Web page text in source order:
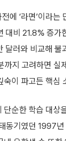
에 ‘라면’이라는
대비 21.8% 증
러와 비교해 불
지 고려하면 실
이 파고든 핵심
순한 학습 대상
동기였던 1997